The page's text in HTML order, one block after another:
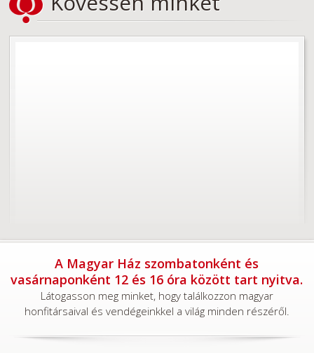
A Magyar Ház szombatonként és
vasárnaponként 12 és 16 óra között tart nyitva.
Látogasson meg minket, hogy találkozzon magyar
honfitársaival és vendégeinkkel a világ minden részéről.